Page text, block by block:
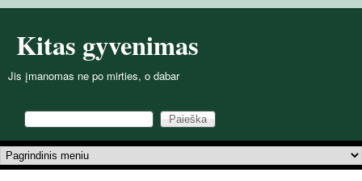
Kitas gyvenimas
Jis įmanomas ne po mirties, o dabar
Paieškos forma
Paieška
Pagrindinis meniu